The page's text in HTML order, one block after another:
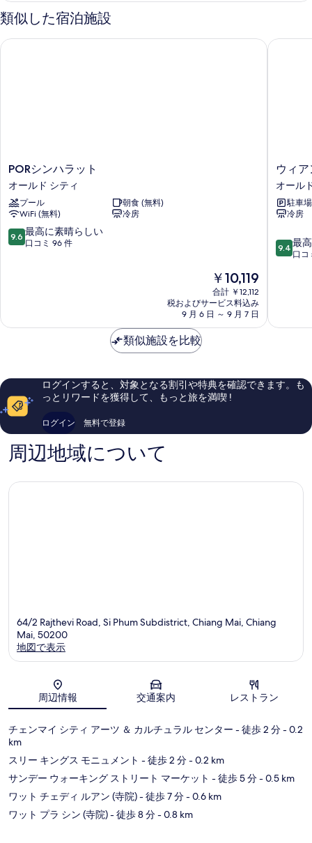
の
写
の
詳
類似した宿泊施設
POR
シ
ン
ハ
ラ
ッ
ト
ィ
PORシンハラット
オールド シティ
プール
朝食 (無料)
WiFi (無料)
冷房
10
段
素
い、
口
コ
ミ
96
件
件
口
コ
9.6 最高に素晴らしい
口コミ 96 件
現
在
の
料
金
￥10,119
合計 ￥12,112
税およびサービス料込み
9 月 6 日 ～ 9 月 7 日
PORシンハラット
ウ
ィ
ア
ン
ナ
ラ
ホ
マ
ル
ド
ウィ
オール
駐車
冷房
10
段
に
し
い、
の
9.4 最
口コ
ウィア
類似施設を比較
ログインすると、対象となる割引や特典を確認できます。も
っとリワードを獲得して、もっと旅を満喫 !
ログイン 無料で登録
周辺地域について
64/2 Rajthevi Road, Si Phum Subdistrict, Chiang Mai, Chiang
Mai, 50200
地図で表示
周辺情報 交通案内 レストラン
チェンマイ シティ アーツ ＆ カルチュラル センター - 徒歩 2 分- 0.2
km
スリー キングス モニュメント - 徒歩 2 分- 0.2 km
サンデー ウォーキング ストリート マーケット - 徒歩 5 分- 0.5 km
ワット チェディ ルアン (寺院)- 徒歩 7 分- 0.6 km
ワット プラ シン (寺院)- 徒歩 8 分- 0.8 km